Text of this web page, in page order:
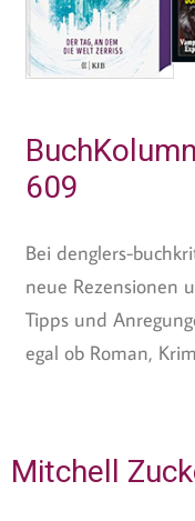
609
Bei denglers-
neue Rezensionen
Tipps und
egal ob Roman,
Mitchell